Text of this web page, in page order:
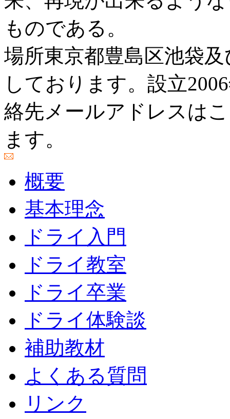
ものである。
場所東京都豊島区池袋
しております。設立
絡先メールアドレスは
ます。
概要
基本理念
ドライ入門
ドライ教室
ドライ卒業
ドライ体験談
補助教材
よくある質問
リンク